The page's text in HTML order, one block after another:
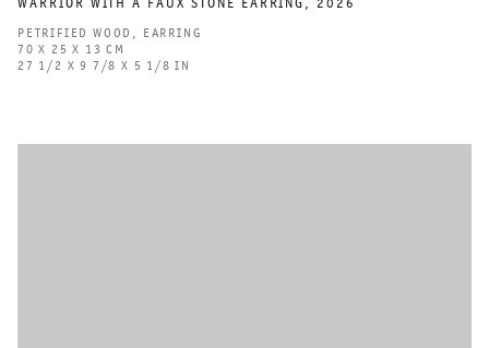
WARRIOR WITH A FAUX STONE EARRING , 2026
PETRIFIED WOOD , EARRING
70 X 25 X 13 CM
27 1/2 X 9 7/8 X 5 1/8 IN